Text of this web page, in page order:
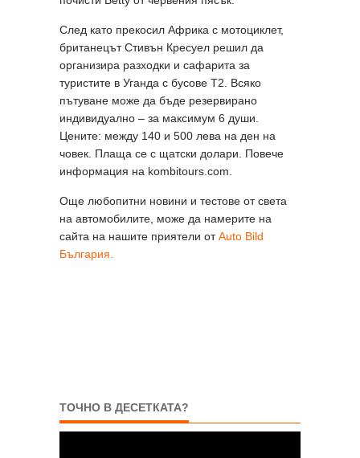
След като прекосил Африка с мотоциклет,
британецът Стивън Кресуел решил да
организира разходки и сафарита за
туристите в Уганда с бусове Т2. Всяко
пътуване може да бъде резервирано
индивидуално – за максимум 6 души.
Цените: между 140 и 500 лева на ден на
човек. Плаща се с щатски долари. Повече
информация на kombitours.com.
Още любопитни новини и тестове от света
на автомобилите, може да намерите на
сайта на нашите приятели отAuto Bild
България.
ТОЧНО В ДЕСЕТКАТА?